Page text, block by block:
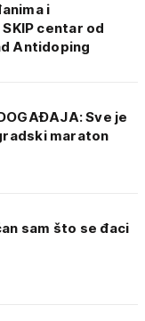
i
centar od
Antidoping
Sve je
maraton
sam što se đaci